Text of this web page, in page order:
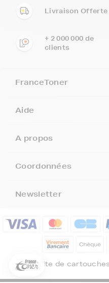
Livraison Offerte
+ 2 000 000 de
clients
FranceToner
Aide
A propos
Coordonnées
Newsletter
Site de
Inscrivez-vous à notre
commande * !